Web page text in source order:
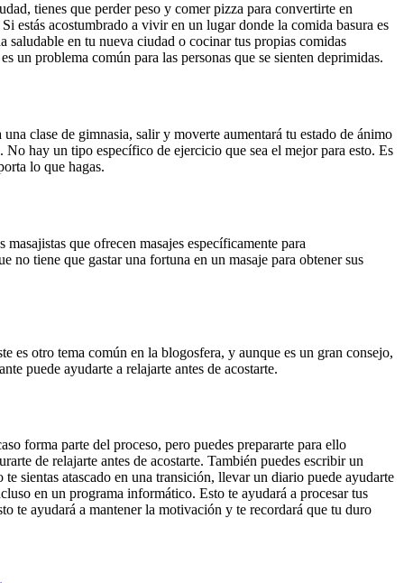
tienes que perder peso y comer pizza para convertirte en
estás acostumbrado a vivir en un lugar donde la comida basura es
saludable en tu nueva ciudad o cocinar tus propias comidas
un problema común para las personas que se sienten deprimidas.
clase de gimnasia, salir y moverte aumentará tu estado de ánimo
hay un tipo específico de ejercicio que sea el mejor para esto. Es
lo que hagas.
que ofrecen masajes específicamente para
no tiene que gastar una fortuna en un masaje para obtener sus
es otro tema común en la blogosfera, y aunque es un gran consejo,
puede ayudarte a relajarte antes de acostarte.
forma parte del proceso, pero puedes prepararte para ello
de relajarte antes de acostarte. También puedes escribir un
sientas atascado en una transición, llevar un diario puede ayudarte
en un programa informático. Esto te ayudará a procesar tus
te ayudará a mantener la motivación y te recordará que tu duro